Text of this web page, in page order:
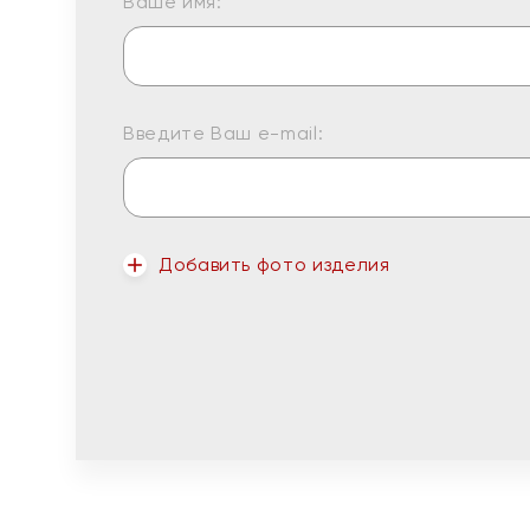
Введите Ваш e-mail:
Добавить фото изделия